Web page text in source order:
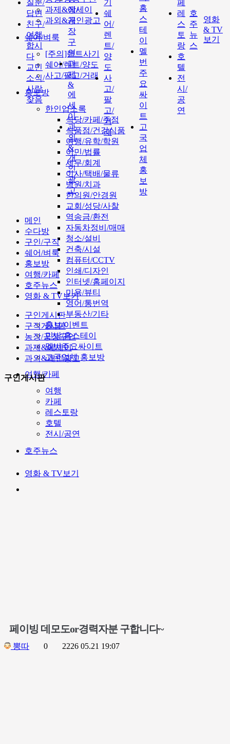
과제&에세이
과외&개인광고
쉐어/벼룩
[주의]랜트사기
쉐어/렌트/양도
사고/팔고/거래
홍보방
한인업소록
식당/카페/주점
식품점/건강식품
여행/유학/학원
이민/법률
세무/회계
이사/택배/물류
병원/치과
한의원/안경원
교회/성당/사찰
역송금/환전
자동차정비/매매
청소/설비
건축/시설
컴퓨터/CCTV
인쇄/디자인
인터넷/홈페이지
미용/뷰티
영어/통번역
부동산/기타
홍보/이벤트
민박/홈스테이
멜번주요싸이트
고국업체 홍보방
여행/카페
여행
카페
레스토랑
호텔
전시/공연
호주뉴스
영화 & TV보기
질문/
답변
친구/
여행
합시
다
교민
소식/
사람
찾음
장/
공
장
구
인
과
제
&
에
세
이
과
외
&
개
인
광
고
기
쉐
어/
렌
트/
양
도
사
고/
팔
고/
거
래
홈
스
테
이
멜
번
주
요
싸
이
트
고
국
업
체
홍
보
방
페
레
스
토
랑
호
텔
전
시/
공
연
호
주
뉴
스
영화
& TV
보기
메인
수다방
구인/구직
쉐어/벼룩
홍보방
여행/카페
호주뉴스
영화 & TV보기
구인게시판
구직게시판
농장/공장구인
과제&에세이
과외&개인광고
구인게시판
페이빙 데모도or경력자분 구합니다~
뽕따 0 2226 05.21 19:07